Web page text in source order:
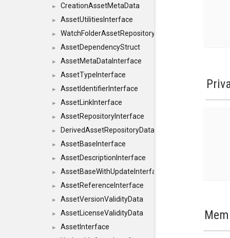
► CreationAssetMetaData
► AssetUtilitiesInterface
► WatchFolderAssetRepositoryInterface
► AssetDependencyStruct
► AssetMetaDataInterface
► AssetTypeInterface
► AssetIdentifierInterface
► AssetLinkInterface
► AssetRepositoryInterface
► DerivedAssetRepositoryDataInterface
► AssetBaseInterface
► AssetDescriptionInterface
► AssetBaseWithUpdateInterface
► AssetReferenceInterface
► AssetVersionValidityData
► AssetLicenseValidityData
►
AssetInterface